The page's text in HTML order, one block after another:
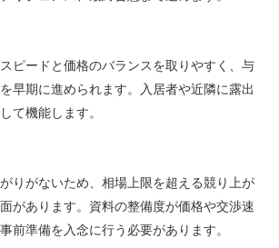
ピードと価格のバランスを取りやすく、与
早期に進められます。入居者や近隣に露出
て機能します。
りがないため、相場上限を超える競り上が
があります。資料の整備度が価格や交渉速
前準備を入念に行う必要があります。